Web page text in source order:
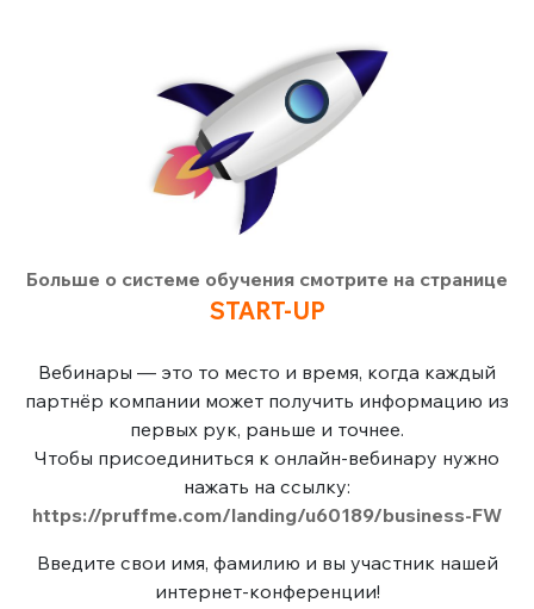
Больше о системе обучения смотрите на странице
START-UP
Вебинары — это то место и время, когда каждый
партнёр компании может получить информацию из
первых рук, раньше и точнее.
Чтобы присоединиться к онлайн-вебинару нужно
нажать на ссылку:
https://pruffme.com/landing/u60189/business-FW
Введите свои имя, фамилию и вы участник нашей
интернет-конференции!